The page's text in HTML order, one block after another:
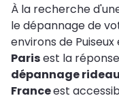
À la recherche
le dépannage de
environs de Puiseux
Parisest la
dépannage
Franceest